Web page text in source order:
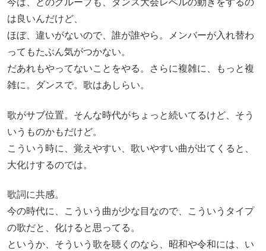
今は、どのグループも、ダンス大会レベルの動きをするの
は良いんだけど、
ほぼ、違いがないので、誰が誰やら。メンバーが入れ替わ
ってもたぶん気がつかない。
だあれもやってないことをやる。さらに複雑に、もっと複
雑に。ダンスで。歌はあしらい。
歌がサブ位置。そんな時代がちょっと続いてるけど、そう
いうものかもだけど。
こういう時に、覚えやすい、歌いやすい曲が出てくると、
大化けするのでは。
歌詞に共感。
今の時代に、こういう曲が少な目なので、こういうタイプ
の歌だと、化けると思ってる。
というか、そういう歌を聴くのなら、昭和や令和には、い